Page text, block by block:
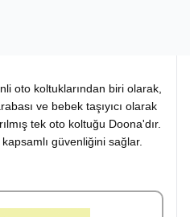
oto koltuklarından biri olarak,
ve bebek taşıyıcı olarak
tek oto koltuğu Doona'dır.
güvenliğini sağlar.